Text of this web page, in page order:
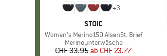
+3
MARKE
STOIC
Artikel
Women's Merino150 AlsenSt. Brief
Produktgruppe
Merinounterwäsche
Preis
CHF 33.95 reduzierter Preis
ab CHF 23.77